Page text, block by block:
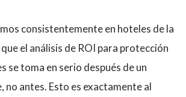
consistentemente en hoteles de la
el análisis de ROI para protección
se toma en serio después de un
no antes. Esto es exactamente al